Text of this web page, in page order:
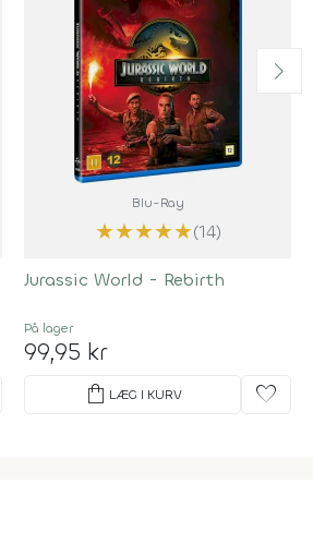
Blu-Ray
★★★★★(14)
Jurassic World - Rebirth
På lager
99,95 kr
shopping_bag LÆG I KURV favorite